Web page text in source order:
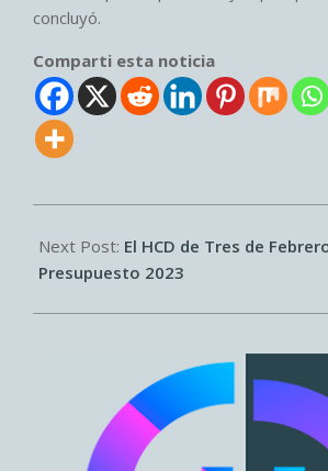
concluyó.
Comparti esta noticia
08-
14
Next Post: El HCD de Tres de
Presupuesto 2023